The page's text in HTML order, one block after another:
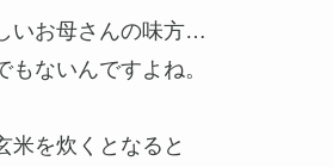
いお母さんの味方…
ないんですよね。
米を炊くとなると